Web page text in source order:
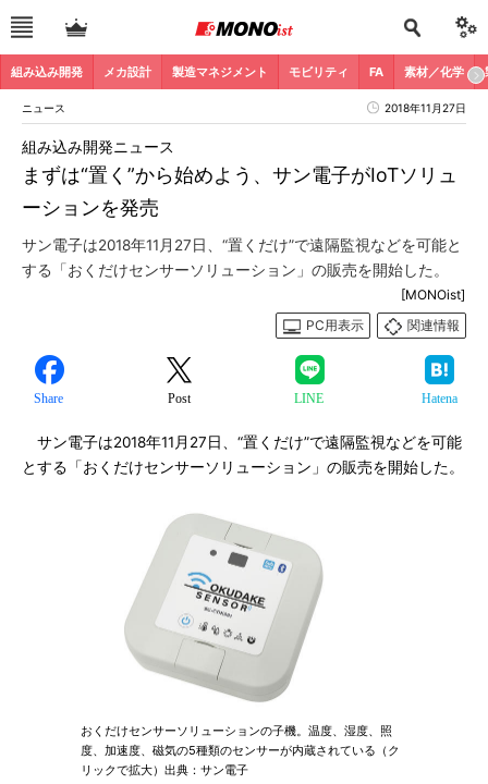
組み込み開発 メカ設計 製造マネジメント モビリティ FA 素材／化学
ニュース 2018年11月27日
まずは“置く”から始めよう、サン電子がIoTソリュ
ーションを発売
組み込み開発ニュース
サン電子は2018年11月27日、“置くだけ”で遠隔監視などを可能と
する「おくだけセンサーソリューション」の販売を開始した。
[MONOist]
PC用表示
関連情報
Share Post LINE Hatena
サン電子は2018年11月27日、“置くだけ”で遠隔監視などを可能
とする「おくだけセンサーソリューション」の販売を開始した。
おくだけセンサーソリューションの子機。温度、湿度、照
度、加速度、磁気の5種類のセンサーが内蔵されている（ク
リックで拡大）出典：サン電子